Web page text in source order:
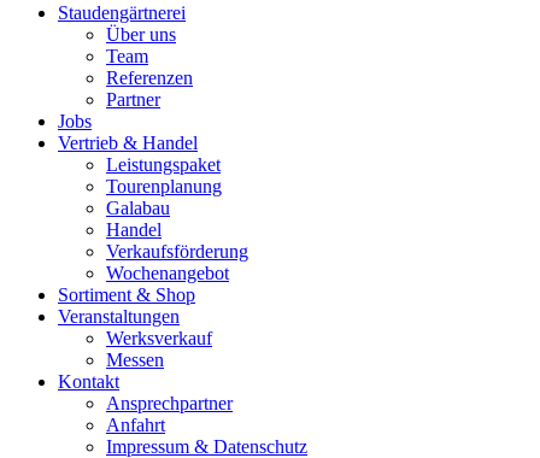
Staudengärtnerei
Über uns
Team
Referenzen
Partner
Jobs
Vertrieb & Handel
Leistungspaket
Tourenplanung
Galabau
Handel
Verkaufsförderung
Wochenangebot
Sortiment & Shop
Veranstaltungen
Werksverkauf
Messen
Kontakt
Ansprechpartner
Anfahrt
Impressum & Datenschutz